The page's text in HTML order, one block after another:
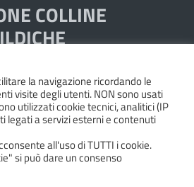
COLLINE
RE
0522.249298
la navigazione ricordando le
visite degli utenti. NON sono usati
utilizzati cookie tecnici, analitici (IP
legati a servizi esterni e contenuti
all'uso di TUTTI i cookie.
si può dare un consenso